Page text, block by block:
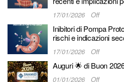
17/01/2026 Off
Inibitori di Pompa
rischi e indicazioni
17/01/2026 Off
Auguri 🌟 di Buon
01/01/2026 Off